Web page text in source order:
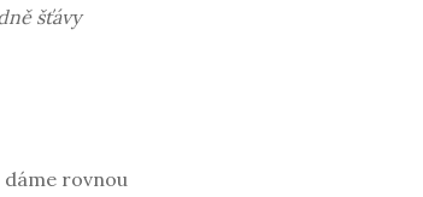
šťávy
rovnou